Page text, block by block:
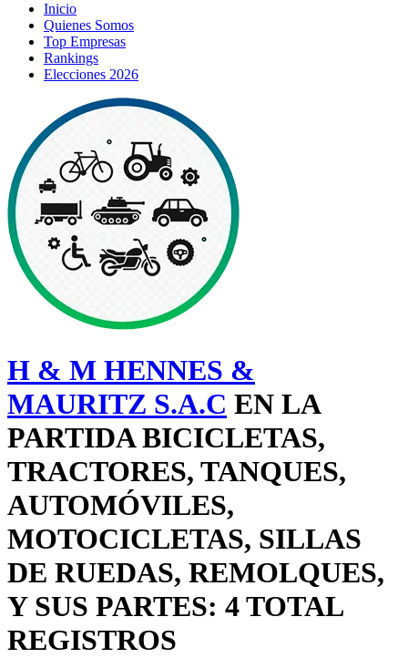
Inicio
Quienes Somos
Top Empresas
Rankings
Elecciones 2026
H & M HENNES &
MAURITZ S.A.C EN LA
PARTIDA BICICLETAS,
TRACTORES, TANQUES,
AUTOMÓVILES,
MOTOCICLETAS, SILLAS
DE RUEDAS, REMOLQUES,
Y SUS PARTES: 4 TOTAL
REGISTROS